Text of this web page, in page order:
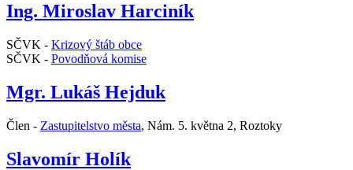
Ing. Miroslav Harciník
SČVK - Krizový štáb obce
SČVK - Povodňová komise
Mgr. Lukáš Hejduk
Člen - Zastupitelstvo města, Nám. 5. května 2, Roztoky
Slavomír Holík